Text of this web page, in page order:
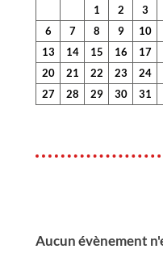
1 2 3
6
7 8 9 10
13
14 15 16 17
20
21 22 23 24
27
28 29 30 31
Aucun évènement